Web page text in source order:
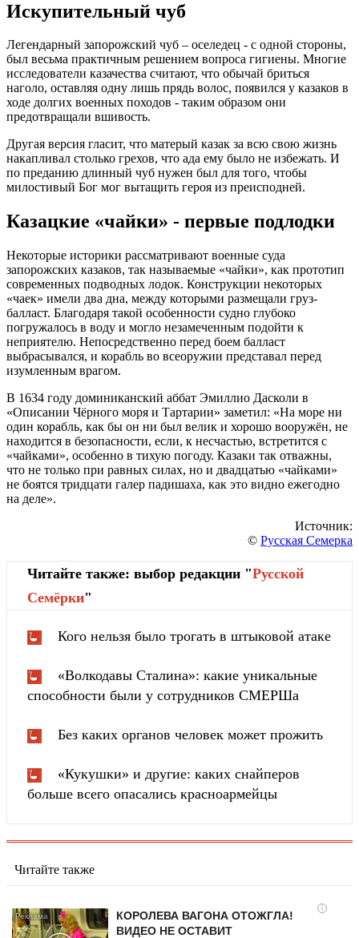
Искупительный чуб
Легендарный запорожский чуб – оселедец - с одной стороны,
был весьма практичным решением вопроса гигиены. Многие
исследователи казачества считают, что обычай бриться
наголо, оставляя одну лишь прядь волос, появился у казаков в
ходе долгих военных походов - таким образом они
предотвращали вшивость.
Другая версия гласит, что матерый казак за всю свою жизнь
накапливал столько грехов, что ада ему было не избежать. И
по преданию длинный чуб нужен был для того, чтобы
милостивый Бог мог вытащить героя из преисподней.
Казацкие «чайки» - первые подлодки
Некоторые историки рассматривают военные суда
запорожских казаков, так называемые «чайки», как прототип
современных подводных лодок. Конструкции некоторых
«чаек» имели два дна, между которыми размещали груз-
балласт. Благодаря такой особенности судно глубоко
погружалось в воду и могло незамеченным подойти к
неприятелю. Непосредственно перед боем балласт
выбрасывался, и корабль во всеоружии представал перед
изумленным врагом.
В 1634 году доминиканский аббат Эмиллио Дасколи в
«Описании Чёрного моря и Тартарии» заметил: «На море ни
один корабль, как бы он ни был велик и хорошо вооружён, не
находится в безопасности, если, к несчастью, встретится с
«чайками», особенно в тихую погоду. Казаки так отважны,
что не только при равных силах, но и двадцатью «чайками»
не боятся тридцати галер падишаха, как это видно ежегодно
на деле».
Источник:
© Русская Семерка
Читайте также: выбор редакции "Русской
Cемёрки"
Кого нельзя было трогать в штыковой атаке
«Волкодавы Сталина»: какие уникальные
способности были у сотрудников СМЕРШа
Без каких органов человек может прожить
«Кукушки» и другие: каких снайперов
больше всего опасались красноармейцы
Читайте также
i
КОРОЛЕВА ВАГОНА ОТОЖГЛА!
ВИДЕО НЕ ОСТАВИТ